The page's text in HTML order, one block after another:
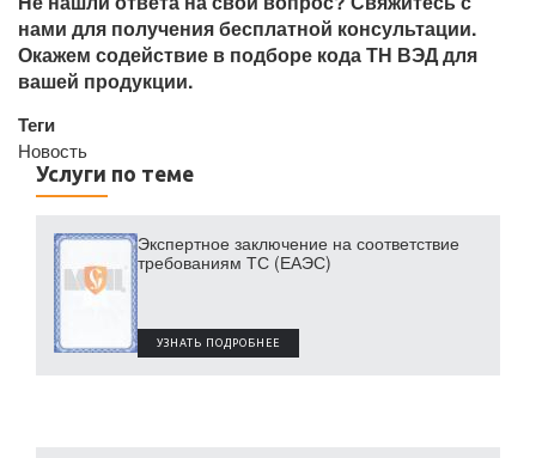
нами для получения бесплатной консультации.
Окажем содействие в подборе кода ТН ВЭД для
вашей продукции.
Теги
Новость
Услуги по теме
Экспертное заключение на соответствие
требованиям ТС (ЕАЭС)
УЗНАТЬ ПОДРОБНЕЕ